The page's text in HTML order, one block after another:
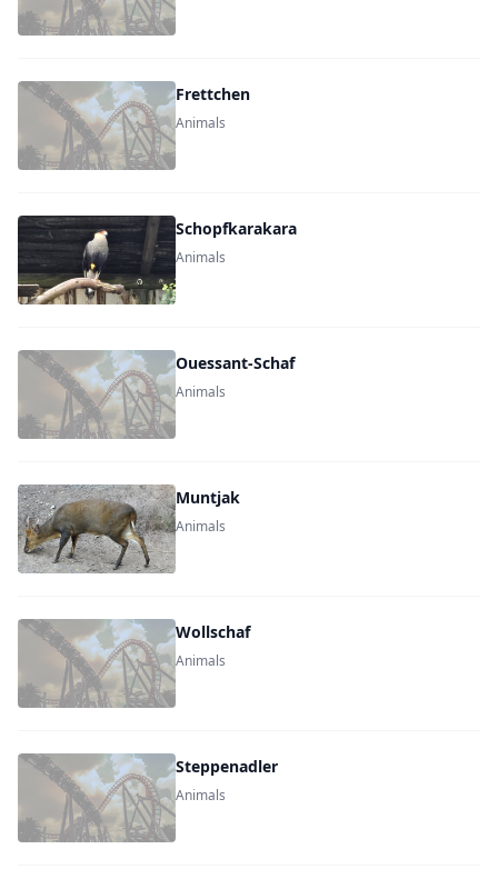
Frettchen
Animals
Schopfkarakara
Animals
Ouessant-Schaf
Animals
Muntjak
Animals
Wollschaf
Animals
Steppenadler
Animals